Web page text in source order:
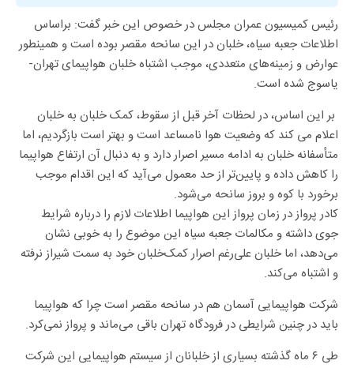
رئیس کمیسیون عمران مجلس در خصوص این خبر گفت: براساس
اطلاعات جعبه سیاه، خلبان در این سانحه مقصر بوده است و همینطور
عوارض و زمینه‌های متعددی، موجب اشتباه خلبان هواپیمای تهران-
یاسوج شده است.
بر این اساس، در لحظات آخر قبل از سقوط، کمک خلبان به خلبان
اعلام می کند که وضعیت هوا نامساعد است و بهتر است بازگردیم، اما
متأسفانه خلبان به ادامه مسیر اصرار دارد و به دنبال آن ارتفاع هواپیما
را کاهش داده و پایین‌تر از حد معمول می‌آید که این اقدام موجب
برخورد با کوه و بروز سانحه می‌شود.
کادر پرواز در زمان پرواز این هواپیما اطلاعات لازم را درباره شرایط
جوی داشته و مکالمات جعبه سیاه این موضوع را به خوبی نشان
می‌دهد، اما خلبان علی‌رغم اصرار کمک‌خلبان خود به سمت شیراز نرفته
و اشتباه می‌کند.
شرکت هواپیمایی آسمان هم در سانحه مقصر است چرا که هواپیما
باید در چنین شرایطی در فرودگاه تهران باقی می‌ماند و پرواز نمی‌کرد.
طی ۶ ماه گذشته بسیاری از خلبانان از سیستم هواپیمایی این شرکت